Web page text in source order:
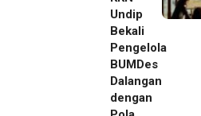
Undip
Bekali
Pengelola
BUMDes
Dalangan
dengan